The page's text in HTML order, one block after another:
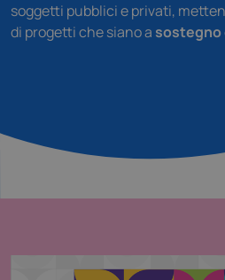
soggetti pubblici e privati,
di progetti che siano a sostegno